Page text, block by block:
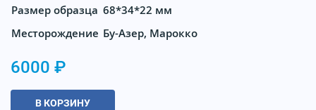
Размер образца 68*34*22 мм
Месторождение Бу-Азер, Марокко
6000 ₽
В КОРЗИНУ